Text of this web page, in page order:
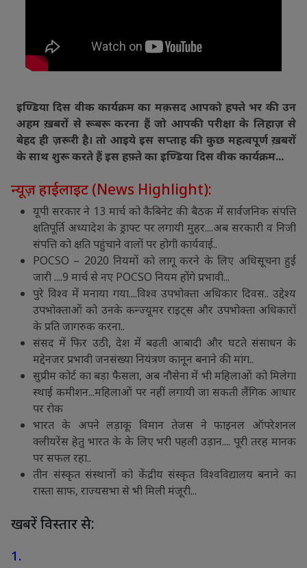
इण्डिया दिस वीक कार्यक्रम का मक़सद आपको हफ्ते भर की उन
अहम ख़बरों से रूबरू करना हैं जो आपकी परीक्षा के लिहाज़ से
बेहद ही ज़रूरी है। तो आइये इस सप्ताह की कुछ महत्वपूर्ण ख़बरों
के साथ शुरू करते हैं इस हफ़्ते का इण्डिया दिस वीक कार्यक्रम...
न्यूज़ हाईलाइट (News Highlight):
यूपी सरकार ने 13 मार्च को कैबिनेट की बैठक में सार्वजनिक संपत्ति
क्षतिपूर्ति अध्यादेश के ड्राफ्ट पर लगायी मुहर....अब सरकारी व निजी
संपत्ति को क्षति पहुंचाने वालों पर होगी कार्यवाई..
POCSO – 2020 नियमों को लागू करने के लिए अधिसूचना हुई
जारी ....9 मार्च से नए POCSO नियम होंगे प्रभावी...
पुरे विश्व में मनाया गया....विश्व उपभोक्ता अधिकार दिवस.. उद्देश्य
उपभोक्ताओं को उनके कन्ज्यूमर राइट्स और उपभोक्ता अधिकारों
के प्रति जागरुक करना..
संसद में फिर उठी, देश में बढ़ती आबादी और घटते संसाधन के
मद्देनजर प्रभावी जनसंख्या नियंत्रण कानून बनाने की मांग..
सुप्रीम कोर्ट का बड़ा फैसला, अब नौसेना में भी महिलाओं को मिलेगा
स्थाई कमीशन...महिलाओं पर नहीं लगायी जा सकती लैंगिक आधार
पर रोक
भारत के अपने लड़ाकू विमान तेजस ने फाइनल ऑपरेशनल
क्लीयरेंस हेतु भारत के के लिए भरी पहली उड़ान.... पूरी तरह मानक
पर सफल रहा..
तीन संस्कृत संस्थानों को केंद्रीय संस्कृत विश्वविद्यालय बनाने का
रास्ता साफ, राज्यसभा से भी मिली मंजूरी...
खबरें विस्तार से:
1.